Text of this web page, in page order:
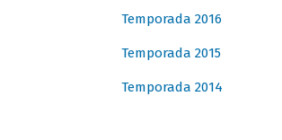
Temporada 2016
Temporada 2015
Temporada 2014